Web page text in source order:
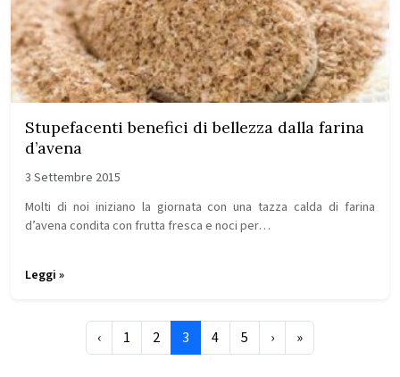
Stupefacenti benefici di bellezza dalla farina
d’avena
3 Settembre 2015
Molti di noi iniziano la giornata con una tazza calda di farina
d’avena condita con frutta fresca e noci per…
Leggi »
‹ Page
1 Page
2 Current Page
3 Page
4 Page
5 › »